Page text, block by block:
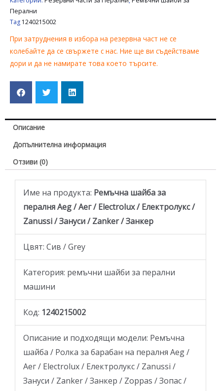
Перални
Tag 1240215002
При затруднения в избора на резервна част не се
колебайте да се свържете с нас. Ние ще ви съдействаме
дори и да не намирате това което търсите.
Описание
Допълнителна информация
Отзиви (0)
Име на продукта: Ремъчна шайба за
пералня Aeg / Аег / Electrolux / Електролукс /
Zanussi / Зануси / Zanker / Занкер
Цвят: Сив / Grey
Категория: ремъчни шайби за перални
машини
Код: 1240215002
Описание и подходящи модели: Ремъчна
шайба / Ролка за барабан на пералня Aeg /
Аег / Electrolux / Електролукс / Zanussi /
Зануси / Zanker / Занкер / Zoppas / Зопас /